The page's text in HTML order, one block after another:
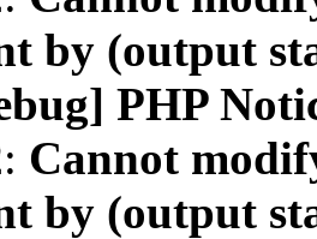
by (output
PHP
: Cannot
by (output